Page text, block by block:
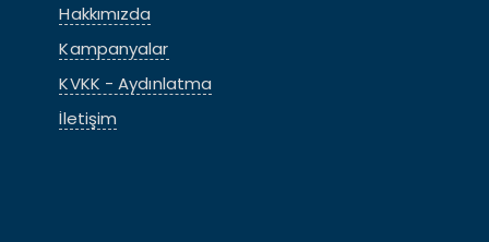
Hakkımızda
Kampanyalar
KVKK - Aydınlatma
İletişim